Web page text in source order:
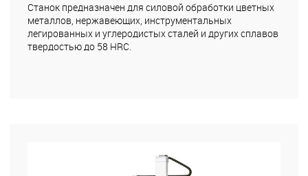
Станок предназначен для силовой обработки цветных
металлов, нержавеющих, инструментальных
легированных и углеродистых сталей и других сплавов
твердостью до 58 HRC.